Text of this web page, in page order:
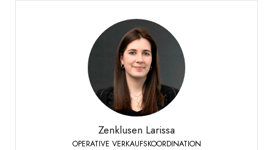
Zenklusen Larissa
OPERATIVE VERKAUFSKOORDINATION
Zenklusen Larissa
OPERATIVE VERKAUFSKOORDINATION
Siders
Telefon:
+41 27 451 25 49